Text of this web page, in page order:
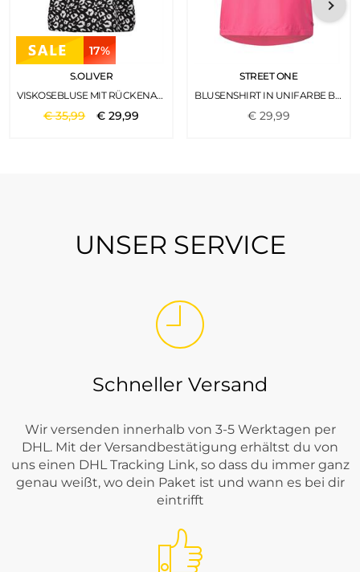
17%
S.OLIVER
VISKOSEBLUSE MIT RÜCKENAUSSCHNITT SCHWARZ
€35,99 €29,99
STREET ONE
BLUSENSHIRT IN UNIFARBE BERRY ROSE
€ 29,99
UNSER SERVICE
Schneller Versand
Wir versenden innerhalb von 3-5 Werktagen per
DHL. Mit der Versandbestätigung erhältst du von
uns einen DHL Tracking Link, so dass du immer ganz
genau weißt, wo dein Paket ist und wann es bei dir
eintrifft